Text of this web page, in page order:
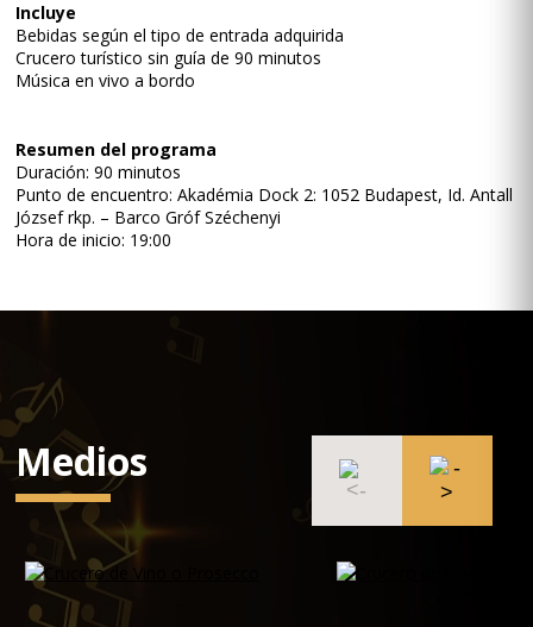
Incluye
Bebidas según el tipo de entrada adquirida
Crucero turístico sin guía de 90 minutos
Música en vivo a bordo
Resumen del programa
Duración: 90 minutos
Punto de encuentro: Akadémia Dock 2: 1052 Budapest, Id. Antall
József rkp. – Barco Gróf Széchenyi
Hora de inicio: 19:00
Medios